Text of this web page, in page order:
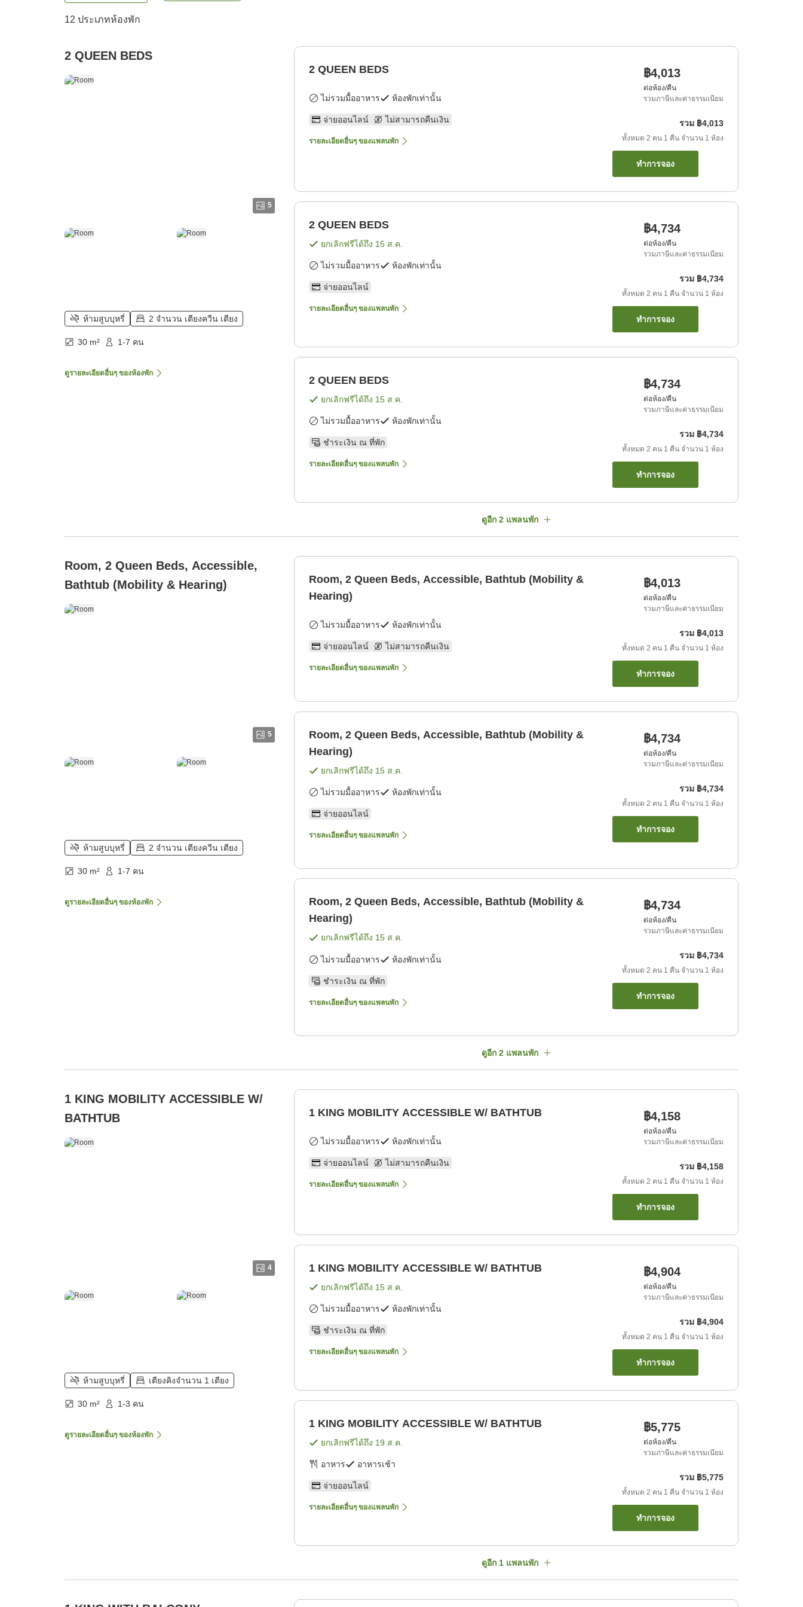
12 ประเภทห้องพัก
2 QUEEN BEDS
5
ห้ามสูบบุหรี่ 2 จำนวน เตียงควีน เตียง
30 m² 1-7 คน
ดูรายละเอียดอื่นๆ ของห้องพัก
2 QUEEN BEDS
ไม่รวมมื้ออาหาร ห้องพักเท่านั้น
จ่ายออนไลน์ ไม่สามารถคืนเงิน
รายละเอียดอื่นๆ ของแพลนพัก
฿4,013
ต่อห้อง/คืน
รวมภาษีและค่าธรรมเนียม
รวม ฿4,013
ทั้งหมด 2 คน 1 คืน จำนวน 1 ห้อง
ทำการจอง
2 QUEEN BEDS
ยกเลิกฟรีได้ถึง 15 ส.ค.
ไม่รวมมื้ออาหาร ห้องพักเท่านั้น
จ่ายออนไลน์
รายละเอียดอื่นๆ ของแพลนพัก
฿4,734
ต่อห้อง/คืน
รวมภาษีและค่าธรรมเนียม
รวม ฿4,734
ทั้งหมด 2 คน 1 คืน จำนวน 1 ห้อง
ทำการจอง
2 QUEEN BEDS
ยกเลิกฟรีได้ถึง 15 ส.ค.
ไม่รวมมื้ออาหาร ห้องพักเท่านั้น
ชำระเงิน ณ ที่พัก
รายละเอียดอื่นๆ ของแพลนพัก
฿4,734
ต่อห้อง/คืน
รวมภาษีและค่าธรรมเนียม
รวม ฿4,734
ทั้งหมด 2 คน 1 คืน จำนวน 1 ห้อง
ทำการจอง
ดูอีก 2แพลนพัก
Room, 2 Queen Beds, Accessible,
Bathtub (Mobility & Hearing)
5
ห้ามสูบบุหรี่ 2 จำนวน เตียงควีน เตียง
30 m² 1-7 คน
ดูรายละเอียดอื่นๆ ของห้องพัก
Room, 2 Queen Beds, Accessible, Bathtub (Mobility &
Hearing)
ไม่รวมมื้ออาหาร ห้องพักเท่านั้น
จ่ายออนไลน์ ไม่สามารถคืนเงิน
รายละเอียดอื่นๆ ของแพลนพัก
฿4,013
ต่อห้อง/คืน
รวมภาษีและค่าธรรมเนียม
รวม ฿4,013
ทั้งหมด 2 คน 1 คืน จำนวน 1 ห้อง
ทำการจอง
Room, 2 Queen Beds, Accessible, Bathtub (Mobility &
Hearing)
ยกเลิกฟรีได้ถึง 15 ส.ค.
ไม่รวมมื้ออาหาร ห้องพักเท่านั้น
จ่ายออนไลน์
รายละเอียดอื่นๆ ของแพลนพัก
฿4,734
ต่อห้อง/คืน
รวมภาษีและค่าธรรมเนียม
รวม ฿4,734
ทั้งหมด 2 คน 1 คืน จำนวน 1 ห้อง
ทำการจอง
Room, 2 Queen Beds, Accessible, Bathtub (Mobility &
Hearing)
ยกเลิกฟรีได้ถึง 15 ส.ค.
ไม่รวมมื้ออาหาร ห้องพักเท่านั้น
ชำระเงิน ณ ที่พัก
รายละเอียดอื่นๆ ของแพลนพัก
฿4,734
ต่อห้อง/คืน
รวมภาษีและค่าธรรมเนียม
รวม ฿4,734
ทั้งหมด 2 คน 1 คืน จำนวน 1 ห้อง
ทำการจอง
ดูอีก 2แพลนพัก
1 KING MOBILITY ACCESSIBLE W/
BATHTUB
4
ห้ามสูบบุหรี่ เตียงคิงจำนวน 1 เตียง
30 m² 1-3 คน
ดูรายละเอียดอื่นๆ ของห้องพัก
1 KING MOBILITY ACCESSIBLE W/ BATHTUB
ไม่รวมมื้ออาหาร ห้องพักเท่านั้น
จ่ายออนไลน์ ไม่สามารถคืนเงิน
รายละเอียดอื่นๆ ของแพลนพัก
฿4,158
ต่อห้อง/คืน
รวมภาษีและค่าธรรมเนียม
รวม ฿4,158
ทั้งหมด 2 คน 1 คืน จำนวน 1 ห้อง
ทำการจอง
1 KING MOBILITY ACCESSIBLE W/ BATHTUB
ยกเลิกฟรีได้ถึง 15 ส.ค.
ไม่รวมมื้ออาหาร ห้องพักเท่านั้น
ชำระเงิน ณ ที่พัก
รายละเอียดอื่นๆ ของแพลนพัก
฿4,904
ต่อห้อง/คืน
รวมภาษีและค่าธรรมเนียม
รวม ฿4,904
ทั้งหมด 2 คน 1 คืน จำนวน 1 ห้อง
ทำการจอง
1 KING MOBILITY ACCESSIBLE W/ BATHTUB
ยกเลิกฟรีได้ถึง 19 ส.ค.
อาหาร อาหารเช้า
จ่ายออนไลน์
รายละเอียดอื่นๆ ของแพลนพัก
฿5,775
ต่อห้อง/คืน
รวมภาษีและค่าธรรมเนียม
รวม ฿5,775
ทั้งหมด 2 คน 1 คืน จำนวน 1 ห้อง
ทำการจอง
ดูอีก 1แพลนพัก